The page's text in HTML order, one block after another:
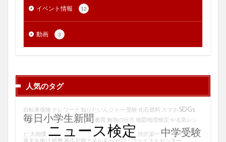
イベント情報 12
動画 3
人気のタグ
自転車保険 テレワーク 知りたいんジャー 受験 化石燃料 スマホ SDGs
毎日小学生新聞 教育 勉強の仕方 地図地理検定 やる気レシ
ピ 大相撲 ニュース検定 渋沢栄一 中学受験
青天を衝け 紙幣 再生可能エネルギー ゼロ・ウェイストセンター